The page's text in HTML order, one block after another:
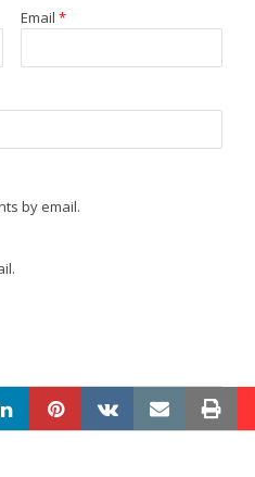
linkedinpinterestvkontakte
email
Email *
by email.